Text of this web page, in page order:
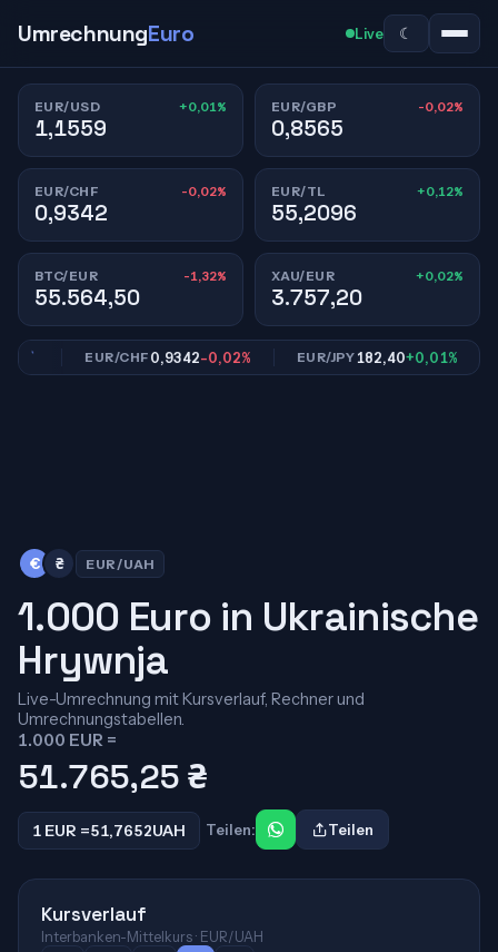
UmrechnungEuro Live ☾
EUR/USD +0,01%
1,1559
EUR/GBP -0,02%
0,8565
EUR/CHF -0,02%
0,9342
EUR/TL +0,12%
55,2096
BTC/EUR -1,32%
55.564,50
XAU/EUR +0,02%
3.757,20
EUR/CHF0,9342-0,02% EUR/JPY182,40+0,01%
€ ₴ EUR/UAH
1.000 Euro in Ukrainische
Hrywnja
Live-Umrechnung mit Kursverlauf, Rechner und
Umrechnungstabellen.
1.000 EUR =
51.765,25 ₴
1 EUR =51,7652UAH Teilen: Teilen
Kursverlauf
Interbanken-Mittelkurs · EUR/UAH